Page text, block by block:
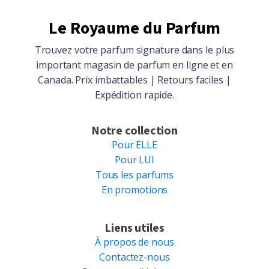
Le Royaume du Parfum
Trouvez votre parfum signature dans le plus
important magasin de parfum en ligne et en
Canada. Prix imbattables | Retours faciles |
Expédition rapide.
Notre collection
Pour ELLE
Pour LUI
Tous les parfums
En promotions
Liens utiles
À propos de nous
Contactez-nous